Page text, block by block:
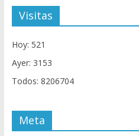
Visitas
Hoy: 521
Ayer: 3153
Todos: 8206704
Meta